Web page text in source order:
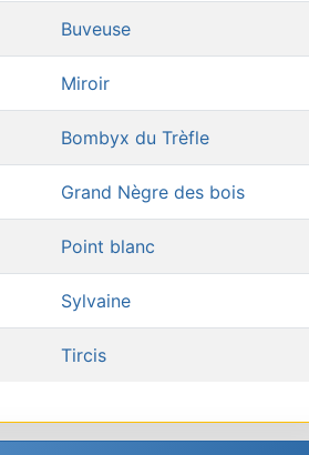
Buveuse
Miroir
Bombyx du Trèfle
Grand Nègre des bois
Point blanc
Sylvaine
Tircis